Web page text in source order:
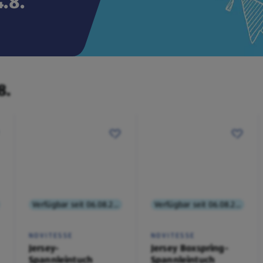
NOVITESSE
Jersey-
Spannleintuch
NOVITESSE
Jersey Boxspring-
Spannleintuch